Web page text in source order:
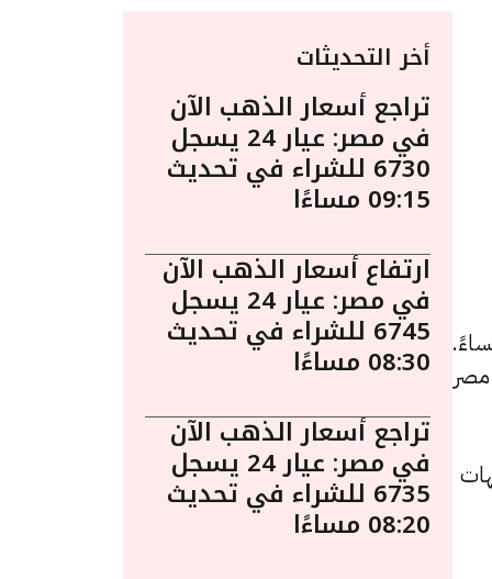
الذهب اليوم في مصر ليوم الخميس 6 نوفمبر الساعة 7:15 مساءً.
للشراء، بعد انخفاضًا بقيمة 5 جنيهات
أخر التحديثات
تراجع أسعار الذهب الآن
في مصر: عيار 24 يسجل
6730 للشراء في تحديث
09:15 مساءًا
ارتفاع أسعار الذهب الآن
في مصر: عيار 24 يسجل
6745 للشراء في تحديث
08:30 مساءًا
تراجع أسعار الذهب الآن
في مصر: عيار 24 يسجل
6735 للشراء في تحديث
08:20 مساءًا